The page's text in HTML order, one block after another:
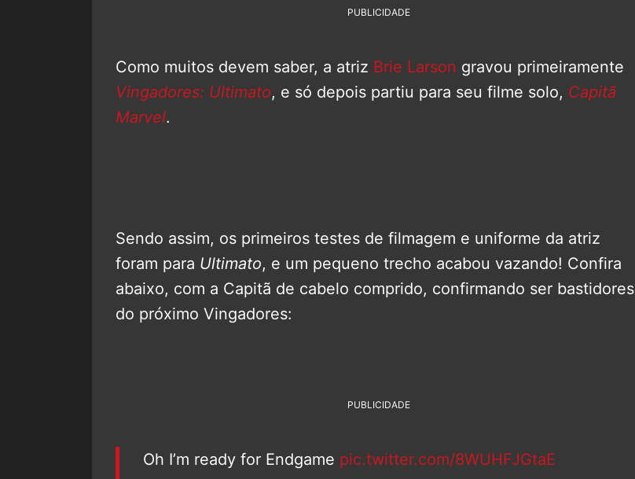
PUBLICIDADE
Como muitos devem saber, a atriz Brie Larson gravou primeiramente
Vingadores: Ultimato, e só depois partiu para seu filme solo, Capitã
Marvel.
Sendo assim, os primeiros testes de filmagem e uniforme da atriz
foram para Ultimato, e um pequeno trecho acabou vazando! Confira
abaixo, com a Capitã de cabelo comprido, confirmando ser bastidores
do próximo Vingadores:
PUBLICIDADE
Oh I’m ready for Endgame pic.twitter.com/8WUHFJGtaE